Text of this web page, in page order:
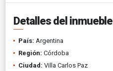
Detalles del inmueble
País: Argentina
Región: Córdoba
Ciudad: Villa Carlos Paz